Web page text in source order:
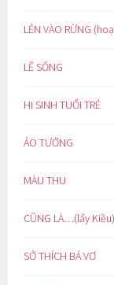
LẺN VÀO RỪNG
LẼ SỐNG
HI SINH TUỔI TRẺ
ẢO TƯỞNG
MÀU THU
CŨNG LÀ…(lẩy Kiều)
SỞ THÍCH BÁ VƠ